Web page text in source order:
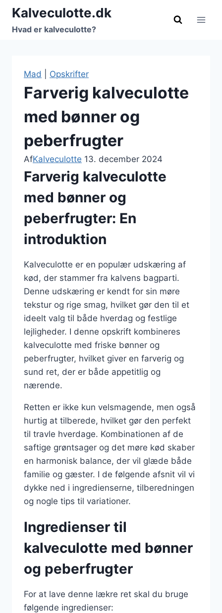
Fortsæt
indhold
Kalveculotte.dk
Hvad er kalveculotte?
Mad Opskrifter
Farverig kalveculotte
med bønner og
peberfrugter
AfKalveculotte 13. december 2024
Farverig kalveculotte
med bønner og
peberfrugter: En
introduktion
Kalveculotte er en populær udskæring af
kød, der stammer fra kalvens bagparti.
Denne udskæring er kendt for sin møre
tekstur og rige smag, hvilket gør den til et
ideelt valg til både hverdag og festlige
lejligheder. I denne opskrift kombineres
kalveculotte med friske bønner og
peberfrugter, hvilket giver en farverig og
sund ret, der er både appetitlig og
nærende.
Retten er ikke kun velsmagende, men også
hurtig at tilberede, hvilket gør den perfekt
til travle hverdage. Kombinationen af de
saftige grøntsager og det møre kød skaber
en harmonisk balance, der vil glæde både
familie og gæster. I de følgende afsnit vil vi
dykke ned i ingredienserne, tilberedningen
og nogle tips til variationer.
Ingredienser til
kalveculotte med bønner
og peberfrugter
For at lave denne lækre ret skal du bruge
følgende ingredienser: